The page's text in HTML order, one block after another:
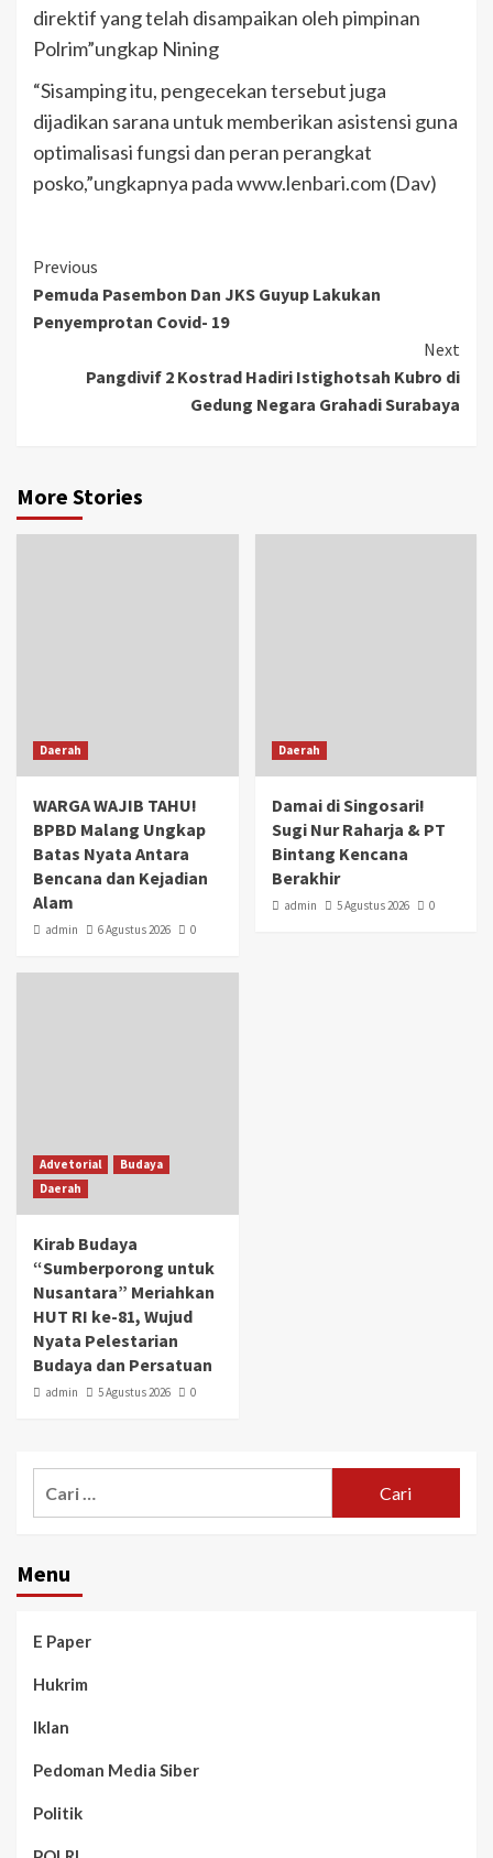
direktif yang telah disampaikan oleh pimpinan
Polrim”ungkap Nining
“Sisamping itu, pengecekan tersebut juga
dijadikan sarana untuk memberikan asistensi guna
optimalisasi fungsi dan peran perangkat
posko,”ungkapnya pada www.lenbari.com (Dav)
Previous
Pemuda Pasembon Dan JKS Guyup Lakukan
Penyemprotan Covid- 19
Next
Pangdivif 2 Kostrad Hadiri Istighotsah Kubro di
Gedung Negara Grahadi Surabaya
More Stories
Daerah
WARGA WAJIB TAHU!
BPBD Malang Ungkap
Batas Nyata Antara
Bencana dan Kejadian
Alam
admin 6 Agustus 2026 0
Daerah
Damai di Singosari!
Sugi Nur Raharja & PT
Bintang Kencana
Berakhir
admin 5 Agustus 2026 0
Advetorial
Budaya
Daerah
Kirab Budaya
“Sumberporong untuk
Nusantara” Meriahkan
HUT RI ke-81, Wujud
Nyata Pelestarian
Budaya dan Persatuan
admin 5 Agustus 2026 0
Menu
E Paper
Hukrim
Iklan
Pedoman Media Siber
Politik